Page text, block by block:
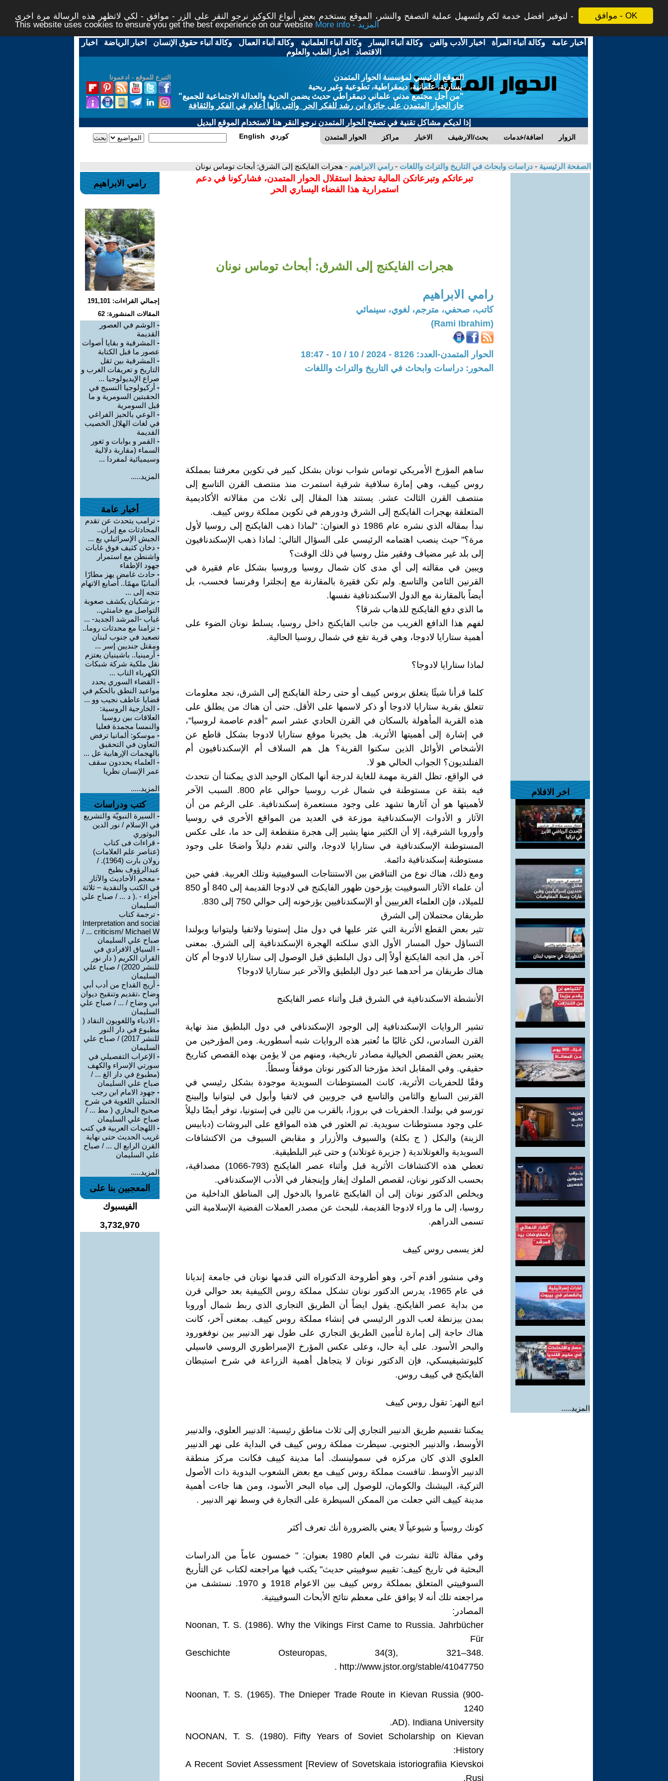
موافق - OK
لتوفير افضل خدمة لكم ولتسهيل عملية التصفح والنشر، الموقع يستخدم بعض أنواع الكوكيز نرجو النقر على الزر - موافق - لكي لاتظهر هذه الرسالة مرة اخرى -
This website uses cookies to ensure you get the best experience on our website
More info - المزيد
أخبار عامة -وكالة أنباء المرأة - اخبار الأدب والفن -وكالة أنباء اليسار -وكالة أنباء العلمانية -وكالة أنباء العمال -وكالة أنباء حقوق الإنسان - اخبار الرياضة - اخبار
الاقتصاد - اخبار الطب والعلوم
التبرع للموقع - ادعمونا
الموقع الرئيسي لمؤسسة الحوار المتمدن
يسارية، علمانية، ديمقراطية، تطوعية وغير ربحية
"من أجل مجتمع مدني علماني ديمقراطي حديث يضمن الحرية والعدالة الاجتماعية للجميع"
حاز الحوار المتمدن على جائزة ابن رشد للفكر الحر والتى نالها أعلام في الفكر والثقافة
إذا لديكم مشاكل تقنية في تصفح الحوار المتمدن نرجو النقر هنا لاستخدام الموقع البديل
الحوار المتمدن مراكز الاخبار بحث/الارشيف اضافة/خدمات الزوار English كوردي
الصفحة الرئيسية - دراسات وابحاث في التاريخ والتراث واللغات - رامي الابراهيم - هجرات الفايكنج إلى الشرق: أبحاث توماس نونان
اخر الافلام
المزيد.....
تبرعاتكم وتبرعاتكن المالية تحفظ استقلال الحوار المتمدن، فشاركونا في دعم
استمرارية هذا الفضاء اليساري الحر
هجرات الفايكنج إلى الشرق: أبحاث توماس نونان
رامي الابراهيم
كاتب، صحفي، مترجم، لغوي، سينمائي
(Rami Ibrahim)
الحوار المتمدن-العدد: 8126 - 2024 / 10 / 10 - 18:47
المحور: دراسات وابحاث في التاريخ والتراث واللغات
ساهم المؤرخ الأمريكي توماس شواب نونان بشكل كبير في تكوين معرفتنا بمملكة
روس كييف، وهي إمارة سلافية شرقية استمرت منذ منتصف القرن التاسع إلى
منتصف القرن الثالث عشر. يستند هذا المقال إلى ثلاث من مقالاته الأكاديمية
المتعلقة بهجرات الفايكنج إلى الشرق ودورهم في تكوين مملكة روس كييف.
نبدأ بمقاله الذي نشره عام 1986 ذو العنوان: "لماذا ذهب الفايكنج إلى روسيا لأول
مرة؟" حيث ينصب اهتمامه الرئيسي على السؤال التالي: لماذا ذهب الإسكندنافيون
إلى بلد غير مضياف وفقير مثل روسيا في ذلك الوقت؟
ويبين في مقالته إلى أي مدى كان شمال روسيا وروسيا بشكل عام فقيرة في
القرنين الثامن والتاسع. ولم تكن فقيرة بالمقارنة مع إنجلترا وفرنسا فحسب، بل
أيضاً بالمقارنة مع الدول الاسكندنافية نفسها.
ما الذي دفع الفايكنج للذهاب شرقا؟
لفهم هذا الدافع الغريب من جانب الفايكنج داخل روسيا، يسلط نونان الضوء على
أهمية ستارايا لادوجا، وهي قرية تقع في شمال روسيا الحالية.
لماذا ستارايا لادوجا؟
كلما قرأنا شيئًا يتعلق بروس كييف أو حتى رحلة الفايكنج إلى الشرق، نجد معلومات
تتعلق بقرية ستارايا لادوجا أو ذكر لاسمها على الأقل. حتى أن هناك من يطلق على
هذه القرية المأهولة بالسكان في القرن الحادي عشر اسم "أقدم عاصمة لروسيا"،
في إشارة إلى أهميتها الأثرية. هل يخبرنا موقع ستارايا لادوجا بشكل قاطع عن
الأشخاص الأوائل الذين سكنوا القرية؟ هل هم السلاف أم الإسكندنافيون أم
الفنلنديون؟ الجواب الحالي هو لا.
في الواقع، تظل القرية مهمة للغاية لدرجة أنها المكان الوحيد الذي يمكننا أن نتحدث
فيه بثقة عن مستوطنة في شمال غرب روسيا حوالي عام 800. السبب الآخر
لأهميتها هو أن آثارها تشهد على وجود مستعمرة إسكندنافية. على الرغم من أن
الآثار و الأدوات الإسكندنافية موزعة في العديد من المواقع الأخرى في روسيا
وأوروبا الشرقية، إلا أن الكثير منها يشير إلى هجرة متقطعة إلى حد ما، على عكس
المستوطنة الإسكندنافية في ستارايا لادوجا، والتي تقدم دليلاً واضحًا على وجود
مستوطنة إسكندنافية دائمة.
ومع ذلك، هناك نوع من التناقض بين الاستنتاجات السوفييتية وتلك الغربية. ففي حين
أن علماء الآثار السوفييت يؤرخون ظهور الفايكنج في لادوجا القديمة إلى 840 أو 850
للميلاد، فإن العلماء الغربيين أو الإسكندنافيين يؤرخونه إلى حوالي 750 إلى 830.
طريقان محتملان إلى الشرق
تثير بعض القطع الأثرية التي عثر عليها في دول مثل إستونيا ولاتفيا وليتوانيا وبولندا
التساؤل حول المسار الأول الذي سلكته الهجرة الإسكندنافية إلى الشرق. بمعنى
آخر، هل اتجه الفايكنغ أولاً إلى دول البلطيق قبل الوصول إلى ستارايا لادوجا أم كان
هناك طريقان مر أحدهما عبر دول البلطيق والآخر عبر ستارايا لادوجا؟
الأنشطة الاسكندنافية في الشرق قبل وأثناء عصر الفايكنج
تشير الروايات الإسكندنافية إلى الوجود الإسكندنافي في دول البلطيق منذ نهاية
القرن السادس، لكن غالبًا ما تُعتبر هذه الروايات شبه أسطورية. ومن المؤرخين من
يعتبر بعض القصص الخيالية مصادر تاريخية، ومنهم من لا يؤمن بهذه القصص كتاريخ
حقيقي. وفي المقابل اتخذ مؤرخنا الدكتور نونان موقفاً وسطاً.
وفقًا للحفريات الأثرية، كانت المستوطنات السويدية موجودة بشكل رئيسي في
القرنين السابع والثامن والتاسع في جروبين في لاتفيا وأبول في ليتوانيا وإلبينج
تورسو في بولندا. الحفريات في بروزا، بالقرب من تالين في إستونيا، توفر أيضًا دليلاً
على وجود مستوطنات سويدية. تم العثور في هذه المواقع على البروشات (دبابيس
الزينة) والبكل ( ج بكلة) والسيوف والأزرار و مقابض السيوف من الاكتشافات
السويدية والغوتلاندية ( جزيرة غوتلاند) و حتى غير البلطيقية.
تعطي هذه الاكتشافات الأثرية قبل وأثناء عصر الفايكنج (793-1066) مصداقية،
بحسب الدكتور نونان، لقصص الملوك إيفار وإينجفار في الأدب الإسكندنافي.
ويخلص الدكتور نونان إلى أن الفايكنج غامروا بالدخول إلى المناطق الداخلية من
روسيا، إلى ما وراء لادوجا القديمة، للبحث عن مصدر العملات الفضية الإسلامية التي
تسمى الدراهم.
لغز يسمى روس كييف
وفي منشور أقدم آخر، وهو أطروحة الدكتوراه التي قدمها نونان في جامعة إنديانا
في عام 1965، يدرس الدكتور نونان تشكل مملكة روس الكييفية بعد حوالي قرن
من بداية عصر الفايكنج. يقول ايضاً أن الطريق التجاري الذي ربط شمال أوروبا
بمدن بيزنطة لعب الدور الرئيسي في إنشاء مملكة روس كييف. بمعنى آخر، كانت
هناك حاجة إلى إمارة لتأمين الطريق التجاري على طول نهر الدنيبر بين نوفغورود
والبحر الأسود. على أية حال، وعلى عكس المؤرخ الإمبراطوري الروسي فاسيلي
كليوتشيفيسكي، فإن الدكتور نونان لا يتجاهل أهمية الزراعة في شرح استيطان
الفايكنج في كييف روس.
اتبع النهر: تقول روس كييف
يمكننا تقسيم طريق الدنيبر التجاري إلى ثلاث مناطق رئيسية: الدنيبر العلوي، والدنيبر
الأوسط، والدنيبر الجنوبي. سيطرت مملكة روس كييف في البداية على نهر الدنيبر
العلوي الذي كان مركزه في سمولينسك. أما مدينة كييف فكانت مركز منطقة
الدنيبر الأوسط. تنافست مملكة روس كييف مع بعض الشعوب البدوية ذات الأصول
التركية، البيشنك والكومان، للوصول إلى مياه البحر الأسود، ومن هنا جاءت أهمية
مدينة كييف التي جعلت من الممكن السيطرة على التجارة في وسط نهر الدنيبر .
كونك روسياً و شيوعياً لا يعني بالضرورة أنك تعرف أكثر
وفي مقالة ثالثة نشرت في العام 1980 بعنوان: " خمسون عاماً من الدراسات
البحثية في تاريخ كييف: تقييم سوفييتي حديث" يكتب فيها مراجعته لكتاب عن التأريخ
السوفييتي المتعلق بمملكة روس كييف بين الاعوام 1918 و 1970. نستشف من
مراجعته تلك أنه لا يوافق على معظم نتائج الأبحاث السوفييتية.
المصادر:
Noonan, T. S. (1986). Why the Vikings First Came to Russia. Jahrbücher
Für
Geschichte Osteuropas, 34(3), 321–348.
http://www.jstor.org/stable/41047750 .
Noonan, T. S. (1965). The Dnieper Trade Route in Kievan Russia (900-
1240
AD). Indiana University.
NOONAN, T. S. (1980). Fifty Years of Soviet Scholarship on Kievan
History:
A Recent Soviet Assessment [Review of Sovetskaia istoriografiia Kievskoi
Rusi,
رامي الابراهيم
إجمالي القراءات: 191,101
المقالات المنشورة: 62
- الوشم في العصور
القديمة
- المشرقية و بقايا أصوات
عصور ما قبل الكتابة
- المشرقية بين ثقل
التاريخ و تعريفات الغرب و
صراع الإيديولوجيا ...
- أركيولوجيا النسيج في
الحقبتين السومرية و ما
قبل السومرية
- الوعي بالحيز الفراغي
في لغات الهلال الخصيب
القديمة
- القمر و بوابات و ثغور
السماء (مقاربة دلالية
وسيميائية لمفردا ...
المزيد.....
أخبار عامة
- ترامب يتحدث عن تقدم
المحادثات مع إيران..
الجيش الإسرائيلي يع ...
- دخان كثيف فوق غابات
واشنطن مع استمرار
جهود الإطفاء
- حادث غامض يهز مطارًا
ألمانيًا مهمًا.. أصابع الاتهام
تتجه إلى ...
- بزشكيان يكشف صعوبة
التواصل مع خامنئي..
غياب -المرشد الجديد- ...
- تزامنا مع محدثات روما..
تصعيد في جنوب لبنان
ومقتل جنديين إسر ...
- أرمينيا.. باشينيان يعتزم
نقل ملكية شركة شبكات
الكهرباء التاب ...
- القضاء السوري يحدد
مواعيد النطق بالحكم في
قضايا عاطف نجيب وو ...
- الخارجية الروسية:
العلاقات بين روسيا
والنمسا مجمدة فعليا
- موسكو: ألمانيا ترفض
التعاون في التحقيق
بالهجمات الإرهابية عل ...
- العلماء يحددون سقف
عمر الإنسان نظريا
المزيد.....
كتب ودراسات
- السيرة النبويّة والتشريع
في الإسلام / نور الدين
البوثوري
- قراءات فى كتاب
(عناصر علم العلامات)
رولان بارت (1964). /
عبدالرؤوف بطيخ
- معجم الأحاديث والآثار
في الكتب والنقدية – ثلاثة
أجزاء - .( د ... / صباح علي
السليمان
- ترجمة كتاب
Interpretation and social
criticism/ Michael W ... /
صباح علي السليمان
- السياق الافرادي في
القران الكريم ( دار نور
للنشر 2020) / صباح علي
السليمان
- أريج القداح من أدب أبي
وضاح ،تقديم وتنقيح ديوان
أبي وضاح / ... / صباح علي
السليمان
- الادباء واللغويون النقاد (
مطبوع في دار النور
للنشر 2017) / صباح علي
السليمان
- الإعراب التفصيلي في
سورتي الإسراء والكهف
(مطبوع في دار الغ ... /
صباح علي السليمان
- جهود الامام ابن رجب
الحنبلي اللغوية في شرح
صحيح البخاري ( مط ... /
صباح علي السليمان
- اللهجات العربية في كتب
غريب الحديث حتى نهاية
القرن الرابع ال ... / صباح
علي السليمان
المزيد.....
المعجبين بنا على
الفيسبوك
3,732,970